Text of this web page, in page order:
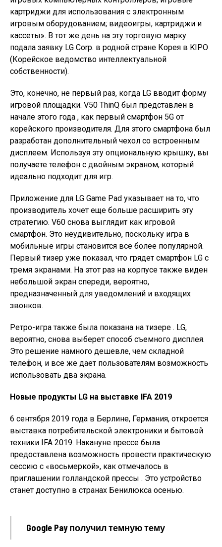
картриджи для использования с электронным
игровым оборудованием; видеоигры, картриджи и
кассеты». В тот же день на эту торговую марку
подала заявку LG Corp. в родной стране Корея в KIPO
(Корейское ведомство интеллектуальной
собственности).
Это, конечно, не первый раз, когда LG вводит форму
игровой площадки. V50 ThinQ был представлен в
начале этого года , как первый смартфон 5G от
корейского производителя. Для этого смартфона был
разработан дополнительный чехол со встроенным
дисплеем. Используя эту опциональную крышку, вы
получаете телефон с двойным экраном, который
идеально подходит для игр.
Приложение для LG Game Pad указывает на то, что
производитель хочет еще больше расширить эту
стратегию. V60 снова выглядит как игровой
смартфон. Это неудивительно, поскольку игра в
мобильные игры становится все более популярной.
Первый тизер уже показал, что грядет смартфон LG с
тремя экранами. На этот раз на корпусе также виден
небольшой экран спереди, вероятно,
предназначенный для уведомлений и входящих
звонков.
Ретро-игра также была показана на тизере . LG,
вероятно, снова выберет способ съемного дисплея.
Это решение намного дешевле, чем складной
телефон, и все же дает пользователям возможность
использовать два экрана.
Новые продукты LG на выставке IFA 2019
6 сентября 2019 года в Берлине, Германия, откроется
выставка потребительской электроники и бытовой
техники IFA 2019. Накануне прессе была
предоставлена ​​возможность провести практическую
сессию с «восьмеркой», как отмечалось в
приглашении голландской прессы . Это устройство
станет доступно в странах Бенилюкса осенью.
Google Pay получил темную тему